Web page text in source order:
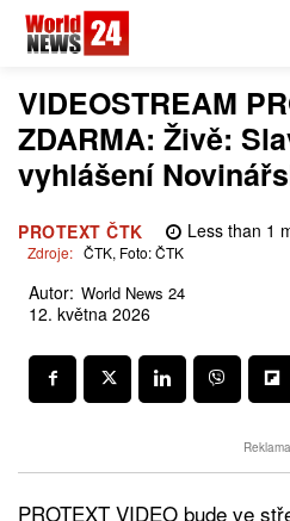
VIDEOSTREAM
ZDARMA: Živě:
vyhlášení
PROTEXT ČTK Less than 1
Zdroje: ČTK, Foto: ČTK
Autor: World News 24
12. května 2026
Reklama
PROTEXT VIDEO bude ve